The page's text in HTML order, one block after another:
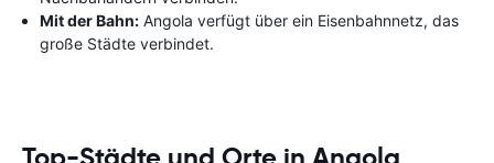
Mit der Bahn: Angola verfügt über ein Eisenbahnnetz, das
große Städte verbindet.